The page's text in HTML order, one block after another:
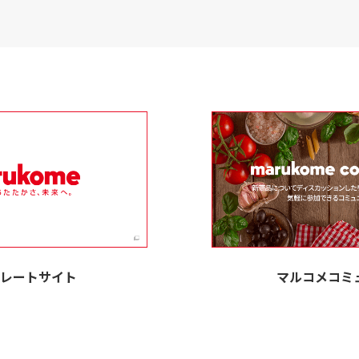
ートサイト マルコメコミ